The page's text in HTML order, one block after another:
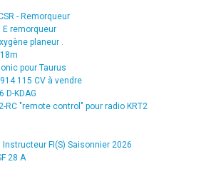
- Remorqueur
E remorqueur
planeur .
pour Taurus
115 CV à vendre
D-KDAG
RC "remote control" pour radio KRT2
FI(S) Saisonnier 2026
28 A